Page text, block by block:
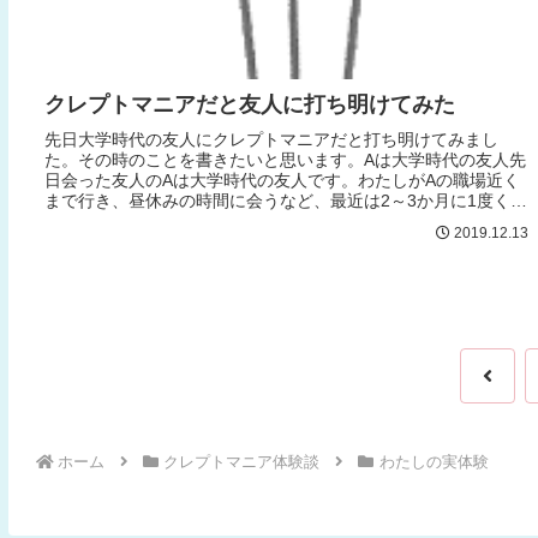
クレプトマニアだと友人に打ち明けてみた
先日大学時代の友人にクレプトマニアだと打ち明けてみまし
た。その時のことを書きたいと思います。Aは大学時代の友人先
日会った友人のAは大学時代の友人です。わたしがAの職場近く
まで行き、昼休みの時間に会うなど、最近は2～3か月に1度くら
2019.12.13
前
ホーム クレプトマニア体験談 わたしの実体験